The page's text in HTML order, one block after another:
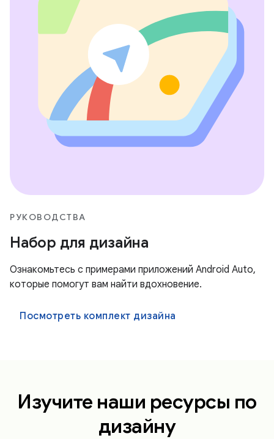
РУКОВОДСТВА
Набор для дизайна
Ознакомьтесь с примерами приложений Android Auto,
которые помогут вам найти вдохновение.
Посмотреть комплект дизайна
Изучите наши ресурсы по
дизайну